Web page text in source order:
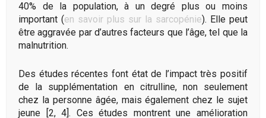
40% de la population, à un degré plus ou moins
important (en savoir plus sur la sarcopénie). Elle peut
être aggravée par d’autres facteurs que l’âge, tel que la
malnutrition.
Des études récentes font état de l’impact très positif
de la supplémentation en citrulline, non seulement
chez la personne âgée, mais également chez le sujet
jeune [2, 4]. Ces études montrent une amélioration